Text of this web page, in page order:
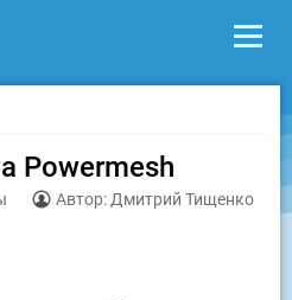
Powermesh
Автор: Дмитрий Тищенко